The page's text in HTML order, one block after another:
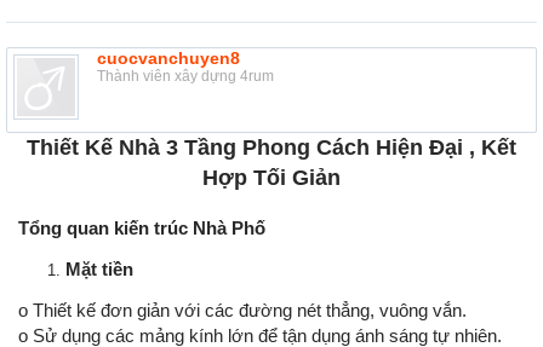
cuocvanchuyen8
Thành viên xây dựng 4rum
Thiết Kế Nhà 3 Tầng Phong Cách Hiện Đại , Kết
Hợp Tối Giản
Tổng quan kiến trúc Nhà Phố
Mặt tiền
o Thiết kế đơn giản với các đường nét thẳng, vuông vắn.
o Sử dụng các mảng kính lớn để tận dụng ánh sáng tự nhiên.